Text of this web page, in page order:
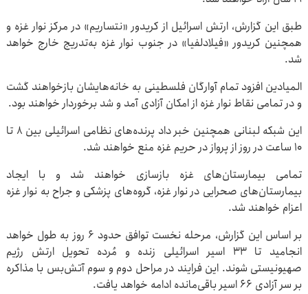
طبق این گزارش، ارتش اسرائیل از کریدور «نتساریم» در مرکز نوار غزه و
همچنین کریدور «فیلادلفیا» در جنوب نوار غزه به‌تدریج خارج خواهد
شد.
المیادین افزود تمام آوارگان فلسطینی به خانه‌هایشان بازخواهند گشت
و در تمامی نقاط نوار غزه از امکان آزادی آمد و شد برخوردار خواهند بود.
این شبکه لبنانی همچنین خبر داد پرنده‌های نظامی اسرائیلی بین 8 تا
10 ساعت در روز از پرواز در حریم غزه منع خواهند شد.
تمامی بیمارستان‌های غزه بازسازی خواهند شد و با ایجاد
بیمارستان‌های صحرایی در نوار غزه، گروه‌های پزشکی و جراح به نوار غزه
اعزام خواهند شد.
بر اساس این گزارش، مرحله نخست توافق حدود 6 روز به طول خواهد
انجامید تا 33 اسیر اسرائیلی زنده و مُرده تحویل ارتش رژیم
صهیونیستی شوند. این فرایند در مراحل دوم و سوم آتش‌بس با مذاکره
بر سر آزادی 66 اسیر باقی‌مانده ادامه خواهد یافت.